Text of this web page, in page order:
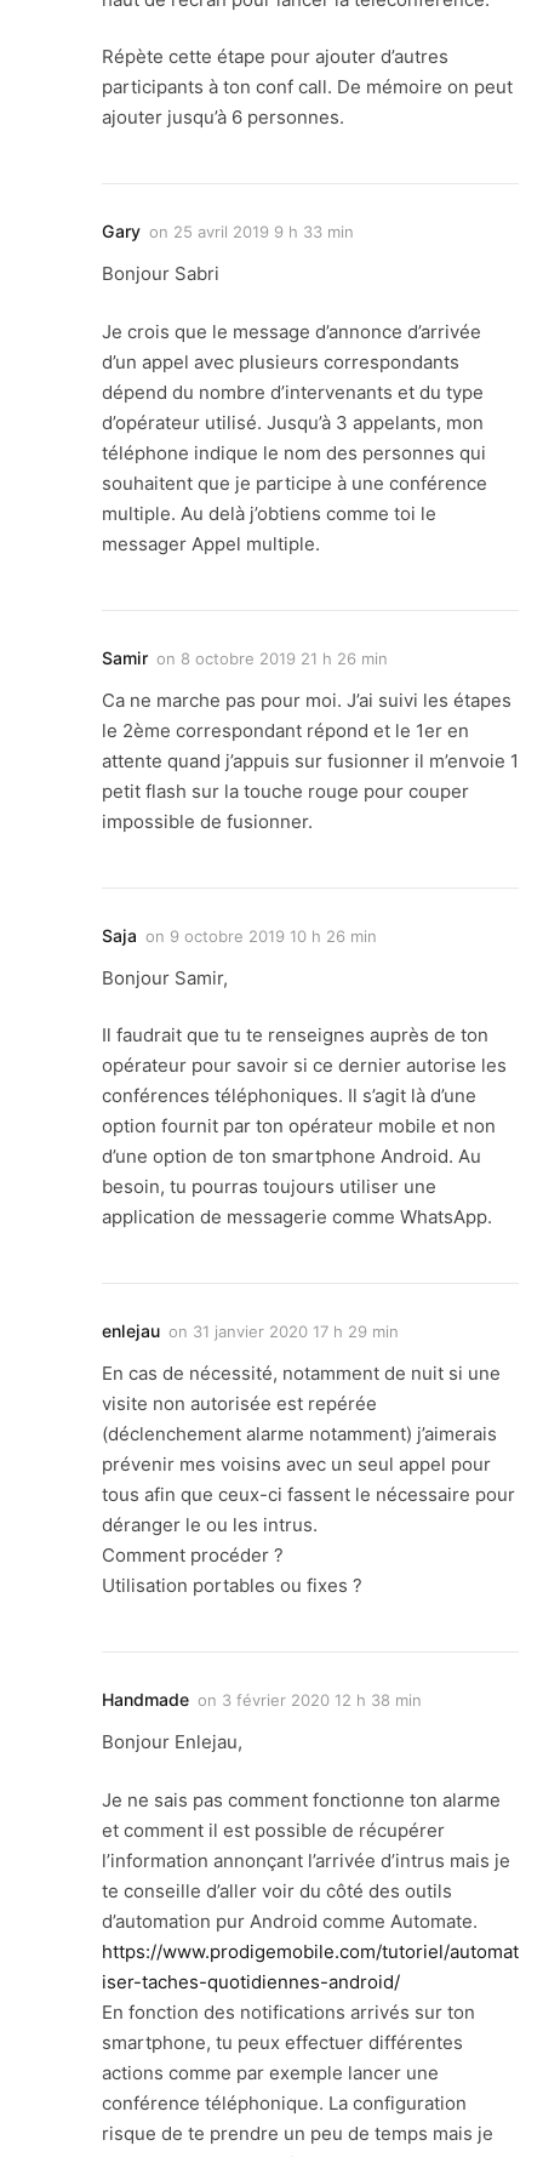
Répète cette étape pour ajouter d’autres
participants à ton conf call. De mémoire on peut
ajouter jusqu’à 6 personnes.
Gary on 25 avril 2019 9 h 33 min
Bonjour Sabri
Je crois que le message d’annonce d’arrivée
d’un appel avec plusieurs correspondants
dépend du nombre d’intervenants et du type
d’opérateur utilisé. Jusqu’à 3 appelants, mon
téléphone indique le nom des personnes qui
souhaitent que je participe à une conférence
multiple. Au delà j’obtiens comme toi le
messager Appel multiple.
Samir on 8 octobre 2019 21 h 26 min
Ca ne marche pas pour moi. J’ai suivi les étapes
le 2ème correspondant répond et le 1er en
attente quand j’appuis sur fusionner il m’envoie 1
petit flash sur la touche rouge pour couper
impossible de fusionner.
Saja on 9 octobre 2019 10 h 26 min
Bonjour Samir,
Il faudrait que tu te renseignes auprès de ton
opérateur pour savoir si ce dernier autorise les
conférences téléphoniques. Il s’agit là d’une
option fournit par ton opérateur mobile et non
d’une option de ton smartphone Android. Au
besoin, tu pourras toujours utiliser une
application de messagerie comme WhatsApp.
enlejau on 31 janvier 2020 17 h 29 min
En cas de nécessité, notamment de nuit si une
visite non autorisée est repérée
(déclenchement alarme notamment) j’aimerais
prévenir mes voisins avec un seul appel pour
tous afin que ceux-ci fassent le nécessaire pour
déranger le ou les intrus.
Comment procéder ?
Utilisation portables ou fixes ?
Handmade on 3 février 2020 12 h 38 min
Bonjour Enlejau,
Je ne sais pas comment fonctionne ton alarme
et comment il est possible de récupérer
l’information annonçant l’arrivée d’intrus mais je
te conseille d’aller voir du côté des outils
d’automation pur Android comme Automate.
https://www.prodigemobile.com/tutoriel/automat
iser-taches-quotidiennes-android/
En fonction des notifications arrivés sur ton
smartphone, tu peux effectuer différentes
actions comme par exemple lancer une
conférence téléphonique. La configuration
risque de te prendre un peu de temps mais je